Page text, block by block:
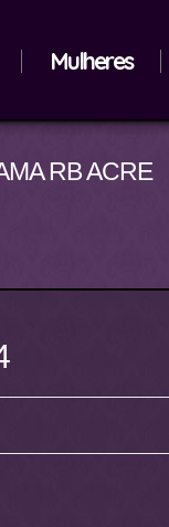
Mulheres
RB ACRE